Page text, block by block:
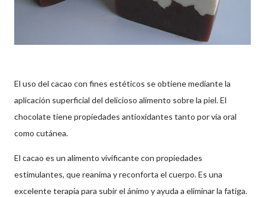
El uso del cacao con fines estéticos se obtiene mediante la
aplicación superficial del delicioso alimento sobre la piel. El
chocolate tiene propiedades antioxidantes tanto por vía oral
como cutánea.
El cacao es un alimento vivificante con propiedades
estimulantes, que reanima y reconforta el cuerpo. Es una
excelente terapia para subir el ánimo y ayuda a eliminar la fatiga.